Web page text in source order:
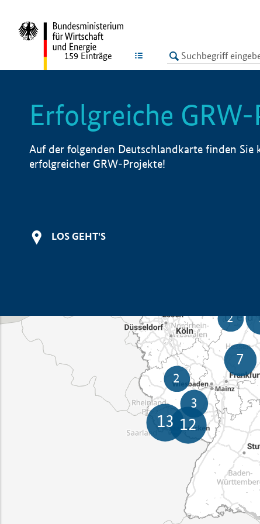
LISTE
159 Einträge
Erfolgreiche
Auf der folgenden Deutschlandkarte finden Sie
erfolgreicher GRW-Projekte!
LOS GEHT'S